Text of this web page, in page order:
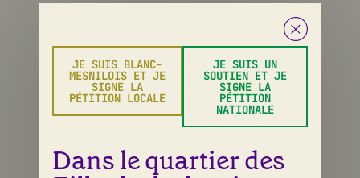
JE SUIS BLANC-
MESNILOIS ET JE
SIGNE LA
PÉTITION LOCALE
JE SUIS UN
SOUTIEN ET JE
SIGNE LA
PÉTITION
NATIONALE
Dans le quartier des